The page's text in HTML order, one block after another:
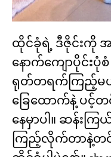
ထိုင်ခုံရဲ့ ဒီဇိုင်းကို
နောက်ကျောပိုင်းပုံ
ရုတ်တရက်ကြည့်မ
ခြေထောက်နဲ့ ပင့်တ
နေမှာပါ။ ဆန်းက
ကြည့်လိုက်တာနဲ့တ